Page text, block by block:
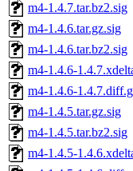
m4-1.4.7.tar.bz2.sig
m4-1.4.6.tar.gz.sig
m4-1.4.6.tar.bz2.sig
m4-1.4.6-
m4-1.4.6-
m4-1.4.5.tar.gz.sig
m4-1.4.5.tar.bz2.sig
m4-1.4.5-